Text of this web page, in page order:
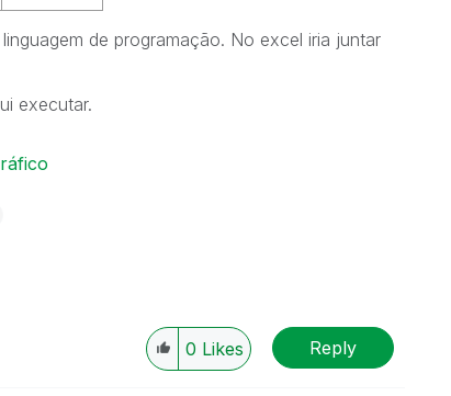
de programação. No excel iria juntar
executar.
0 Likes Reply